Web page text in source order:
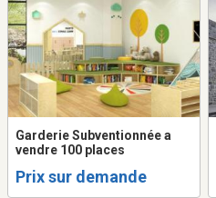
Garderie Subventionnée a
vendre 100 places
Prix sur demande